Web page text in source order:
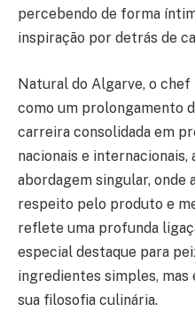
percebendo de forma
inspiração por detrás de
Natural do Algarve, o chef
como um prolongamento
carreira consolidada em
nacionais e internacionais,
abordagem singular, onde
respeito pelo produto e
reflete uma profunda
especial destaque para
ingredientes simples, mas
sua filosofia culinária.